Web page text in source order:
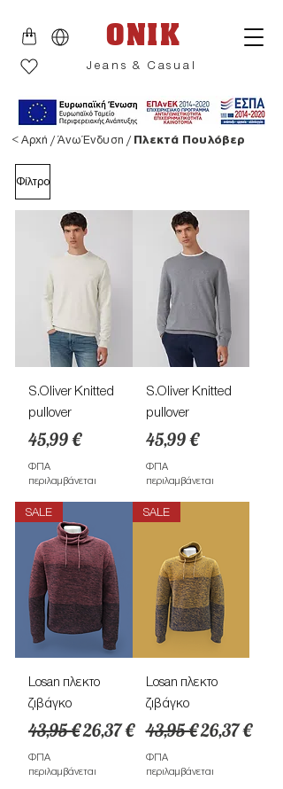
ONIK
Jeans & Casual
< Αρχή /Άνω Ένδυση / Πλεκτά Πουλόβερ
Φίλτρο
S.Oliver Knitted
pullover
Τιμή
45,99 €
ΦΠΑ
περιλαμβάνεται
S.Oliver Knitted
pullover
Τιμή
45,99 €
ΦΠΑ
περιλαμβάνεται
SALE
Losan πλεκτο
ζιβάγκο
Κανονική τιμή
43,95 €Τιμή Έκπτωσης
26,37 €
ΦΠΑ
περιλαμβάνεται
SALE
Losan πλεκτο
ζιβάγκο
Κανονική τιμή
43,95 €Τιμή
26,37 €
ΦΠΑ
περιλαμβάνεται